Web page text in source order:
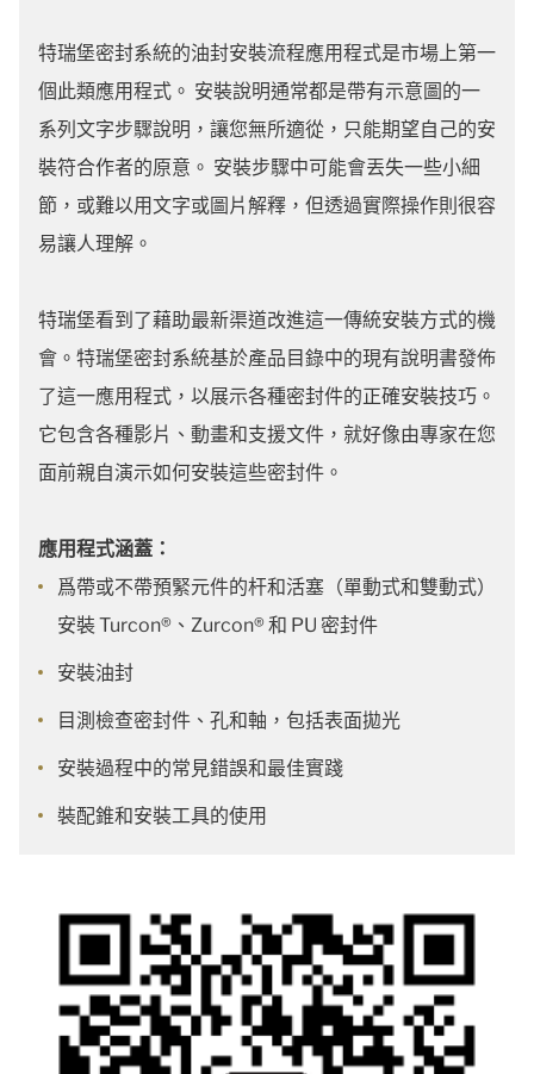
特瑞堡密封系統的油封安裝流程應用程式是市場上第一
個此類應用程式。 安裝說明通常都是帶有示意圖的一
系列文字步驟說明，讓您無所適從，只能期望自己的安
裝符合作者的原意。 安裝步驟中可能會丟失一些小細
節，或難以用文字或圖片解釋，但透過實際操作則很容
易讓人理解。
特瑞堡看到了藉助最新渠道改進這一傳統安裝方式的機
會。特瑞堡密封系統基於產品目錄中的現有說明書發佈
了這一應用程式，以展示各種密封件的正確安裝技巧。
它包含各種影片、動畫和支援文件，就好像由專家在您
面前親自演示如何安裝這些密封件。
應用程式涵蓋：
爲帶或不帶預緊元件的杆和活塞（單動式和雙動式）
安裝 Turcon®、Zurcon® 和 PU 密封件
安裝油封
目測檢查密封件、孔和軸，包括表面拋光
安裝過程中的常見錯誤和最佳實踐
裝配錐和安裝工具的使用